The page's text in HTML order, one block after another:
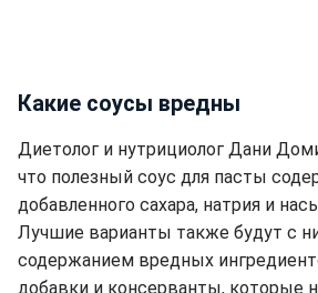
Какие соусы вредны
Диетолог и нутрициолог Дани
что полезный соус для пасты
добавленного сахара, натрия и
Лучшие варианты также будут с
содержанием вредных
добавки и консерванты, которые